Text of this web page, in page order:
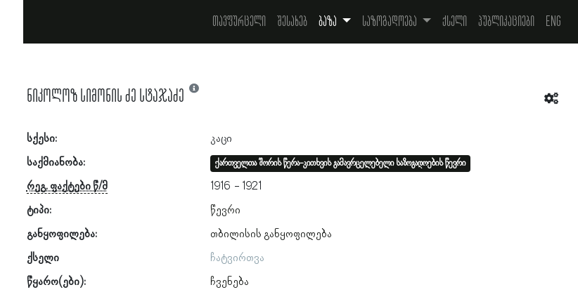
თავფურცელი შესახებ ბაზა საზოგადოება ქსელი პუბლიკაციები Eng
ნიკოლოზ სიმონის ძე სტაჯაძე
სქესი:
კაცი
საქმიანობა:
ქართველთა შორის წერა-კითხვის გამავრცელებელი საზოგადოების წევრი
რეგ. ფაქტები წ/მ 1916
1921
ტიპი:
წევრი
განყოფილება:
თბილისის განყოფილება
ქსელი
ჩატვირთვა
წყარო(ები):
ჩვენება